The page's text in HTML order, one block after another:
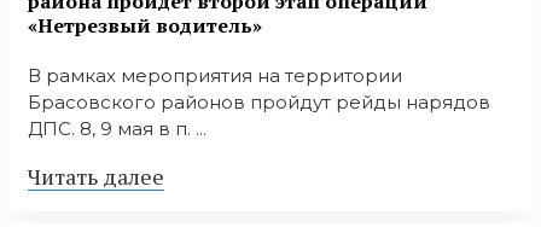
«Нетрезвый водитель»
В рамках мероприятия на территории
Брасовского районов пройдут рейды нарядов
ДПС. 8, 9 мая в п. ...
Читать далее